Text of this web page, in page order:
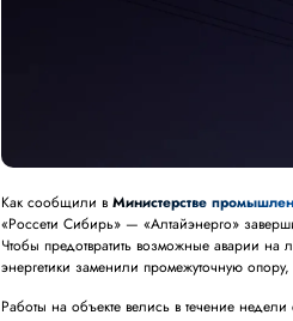
Как сообщили вМинистерстве
«Россети Сибирь» — «Алтайэнерго»
Чтобы предотвратить возможные аварии на
энергетики заменили промежуточную
Работы на объекте велись в течение